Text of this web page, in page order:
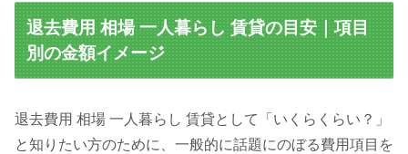
退去費用 相場 一人暮らし 賃貸の目安｜項目
別の金額イメージ
退去費用 相場 一人暮らし 賃貸として「いくらくらい？」
と知りたい方のために、一般的に話題にのぼる費用項目を